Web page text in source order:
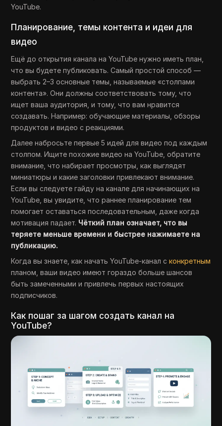
YouTube.
Планирование, темы контента и идеи для
видео
Ещё до открытия канала на YouTube нужно иметь план,
что вы будете публиковать. Самый простой способ —
выбрать 2–3 основные темы, называемые «столпами
контента». Они должны соответствовать тому, что
ищет ваша аудитория, и тому, что вам нравится
создавать. Например: обучающие материалы, обзоры
продуктов и видео с реакциями.
Далее набросьте первые 5 идей для видео под каждым
столпом. Ищите похожие видео на YouTube, обратите
внимание, что набирает просмотры, как выглядят
миниатюры и какие заголовки привлекают внимание.
Если вы следуете гайду на канале для начинающих на
YouTube, вы увидите, что раннее планирование тем
помогает оставаться последовательным, даже когда
мотивация падает. Чёткий план означает, что вы
теряете меньше времени и быстрее нажимаете на
публикацию.
Когда вы знаете, как начать YouTube-канал сконкретным
планом, ваши видео имеют гораздо больше шансов
быть замеченными и привлечь первых настоящих
подписчиков.
Как пошаг за шагом создать канал на
YouTube?